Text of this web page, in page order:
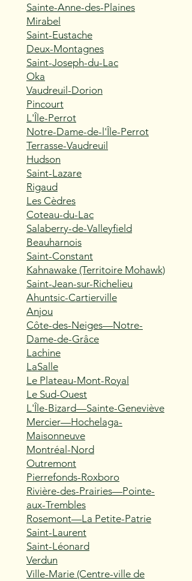
Sainte-Anne-des-Plaines
Mirabel
Saint-Eustache
Deux-Montagnes
Saint-Joseph-du-Lac
Oka
Vaudreuil-Dorion
Pincourt
L'Île-Perrot
Notre-Dame-de-l'Île-Perrot
Terrasse-Vaudreuil
Hudson
Saint-Lazare
Rigaud
Les Cèdres
Coteau-du-Lac
Salaberry-de-Valleyfield
Beauharnois
Saint-Constant
Kahnawake (Territoire Mohawk)
Saint-Jean-sur-Richelieu
Ahuntsic-Cartierville
Anjou
Côte-des-Neiges—Notre-
Dame-de-Grâce
Lachine
LaSalle
Le Plateau-Mont-Royal
Le Sud-Ouest
L'Île-Bizard—Sainte-Geneviève
Mercier—Hochelaga-
Maisonneuve
Montréal-Nord
Outremont
Pierrefonds-Roxboro
Rivière-des-Prairies—Pointe-
aux-Trembles
Rosemont—La Petite-Patrie
Saint-Laurent
Saint-Léonard
Verdun
Ville-Marie (Centre-ville de